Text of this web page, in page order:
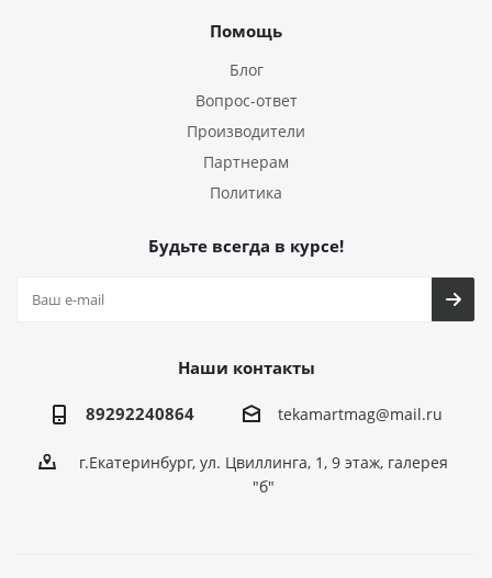
Помощь
Блог
Вопрос-ответ
Производители
Партнерам
Политика
Будьте всегда в курсе!
Наши контакты
89292240864 tekamartmag@mail.ru
г.Екатеринбург, ул. Цвиллинга, 1, 9 этаж, галерея
"б"